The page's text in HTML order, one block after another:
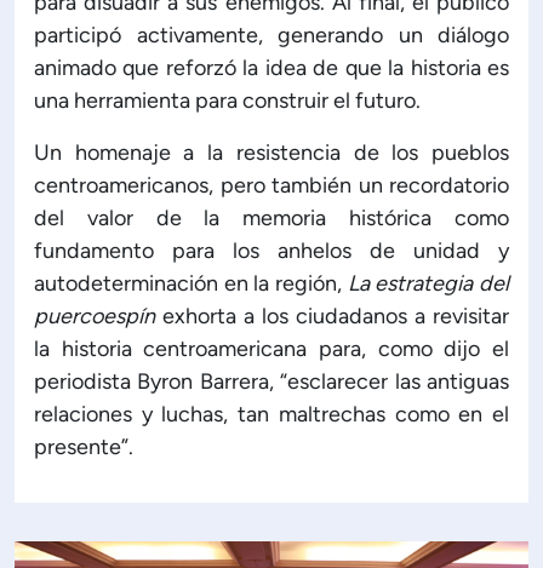
participó activamente, generando un diálogo
animado que reforzó la idea de que la historia es
una herramienta para construir el futuro.
Un homenaje a la resistencia de los pueblos
centroamericanos, pero también un recordatorio
del valor de la memoria histórica como
fundamento para los anhelos de unidad y
autodeterminación en la región, La estrategia del
puercoespínexhorta a los ciudadanos a revisitar
la historia centroamericana para, como dijo el
periodista Byron Barrera, “esclarecer las antiguas
relaciones y luchas, tan maltrechas como en el
presente”.